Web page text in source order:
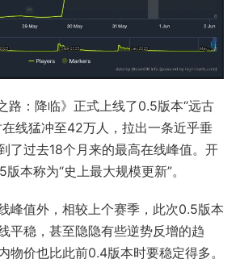
路：降临》正式上线了0.5版本“远古
线猛冲至42万人，拉出一条近乎垂
了过去18个月来的最高在线峰值。开
本称为“史上最大规模更新”。
峰值外，相较上个赛季，此次0.5版本
平稳，甚至隐隐有些逆势反增的趋
物价也比此前0.4版本时要稳定得多。